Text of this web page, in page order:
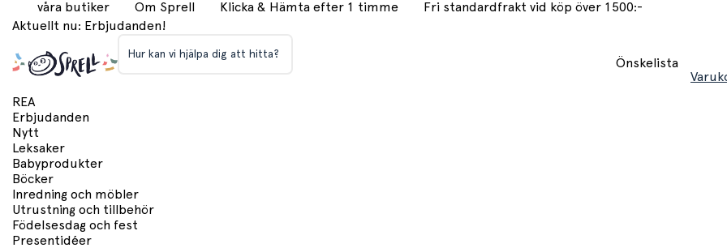
våra butiker Om Sprell Klicka & Hämta efter 1 timme
Fri standardfrakt vid köp över 1500:-
Aktuellt nu: Erbjudanden!
Hur kan vi hjälpa dig att hitta?
Önskelista
REA
Erbjudanden
Nytt
Leksaker
Babyprodukter
Böcker
Inredning och möbler
Utrustning och tillbehör
Födelsesdag och fest
Presentidéer